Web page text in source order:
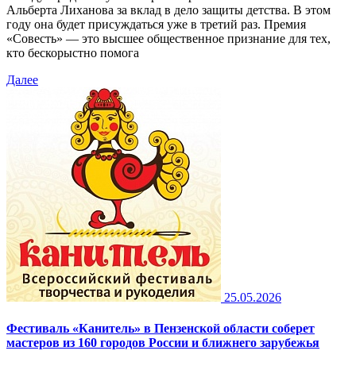
Альберта Лиханова за вклад в дело защиты детства. В этом
году она будет присуждаться уже в третий раз. Премия
«Совесть» — это высшее общественное признание для тех,
кто бескорыстно помога
Далее
25.05.2026
Фестиваль «Канитель» в Пензенской области соберет
мастеров из 160 городов России и ближнего зарубежья